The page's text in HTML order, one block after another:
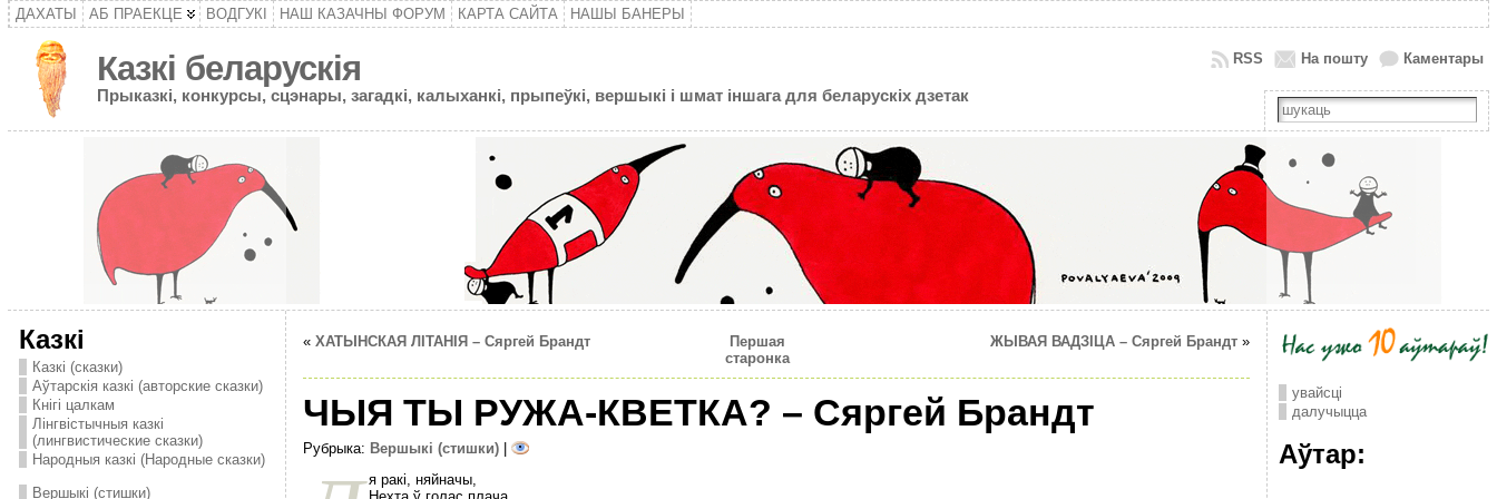
ДАХАТЫ АБ ПРАЕКЦЕ ВОДГУКІ НАШ КАЗАЧНЫ ФОРУМ КАРТА САЙТА НАШЫ БАНЕРЫ
Казкі беларускія
Прыказкі, конкурсы, сцэнары, загадкі, калыханкі, прыпеўкі, вершыкі і шмат іншага для беларускіх дзетак
Каментары
На пошту
RSS
Казкі
Казкі (сказки)
Аўтарскія казкі (авторские сказки)
Кнігі цалкам
Лінгвістычныя казкі
(лингвистические сказки)
Народныя казкі (Народные сказки)
Вершыкі (стишки)
« ХАТЫНСКАЯ ЛIТАНIЯ – Cяргей Брандт
Першая
старонка
ЖЫВАЯ ВАДЗIЦА – Cяргей Брандт»
ЧЫЯ ТЫ РУЖА-КВЕТКА? – Сяргей Брандт
Рубрыка: Вершыкі (стишки)|
я ракi, няйначы,
увайсці
далучыцца
Аўтар: